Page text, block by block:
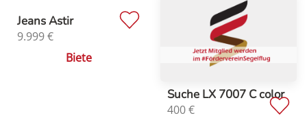
Jeans Astir
9.999€
Biete
Suche LX 7007 C color
400€